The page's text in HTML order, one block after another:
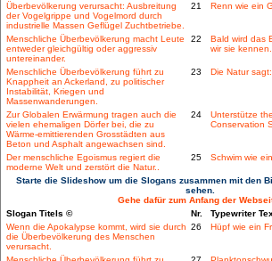
Überbevölkerung verursacht: Ausbreitung
der Vogelgrippe und Vogelmord durch
industrielle Massen Geflügel Zuchtbetriebe.
21 Renn wie ein
Menschliche Überbevölkerung macht Leute
entweder gleichgültig oder aggressiv
untereinander.
22
Bald wird das
wir sie kennen.
Menschliche Überbevölkerung führt zu
Knappheit an Ackerland, zu politischer
Instabilität, Kriegen und
Massenwanderungen.
23 Die Natur
Zur Globalen Erwärmung tragen auch die
vielen ehemaligen Dörfer bei, die zu
Wärme-emittierenden Grosstädten aus
Beton und Asphalt angewachsen sind.
24
Unterstütze
Conservation
Der menschliche Egoismus regiert die
moderne Welt und zerstört die Natur..
25 Schwim wie
Starte die Slideshow um die Slogans zusammen mit den
sehen.
Gehe dafür zum Anfang der
Slogan Titels ©
Nr.
Typewriter
Wenn die Apokalypse kommt, wird sie durch
die Überbevölkerung des Menschen
verursacht.
26 Hüpf wie ein